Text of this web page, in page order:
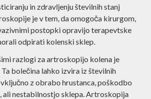
in zdravljenju številnih stanj
je v tem, da omogoča kirurgom,
postopki opravijo terapevtske
odpirati kolenski sklep.
razlogi za artroskopijo kolena je
bolečina lahko izvira iz številnih
z obrabo hrustanca, poškodbo
ali nestabilnostjo sklepa. Artroskopija